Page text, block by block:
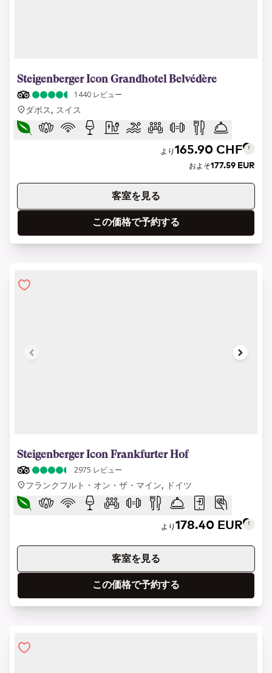
Steigenberger Icon Grandhotel Belvédère
1440 レビュー
ダボス, スイス
より165.90 CHF
およそ177.59 EUR
客室を見る
この価格で予約する
Steigenberger Icon Frankfurter Hof
2975 レビュー
フランクフルト・オン・ザ・マイン, ドイツ
より178.40 EUR
客室を見る
この価格で予約する